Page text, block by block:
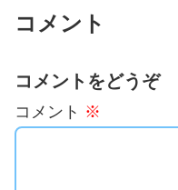
コメント
コメントをどうぞ
コメント ※